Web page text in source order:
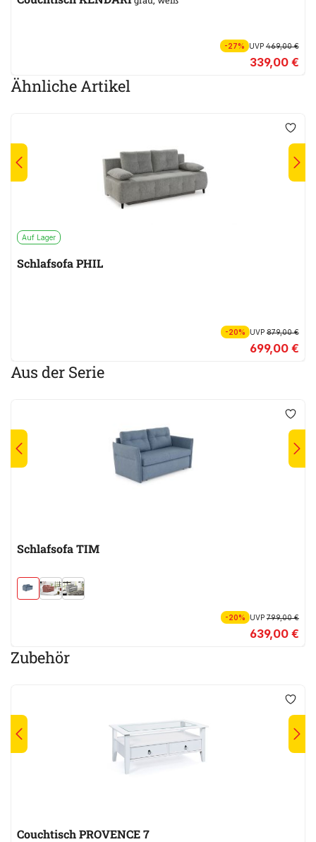
-27% UVP469,00 €
339,00 €
Ähnliche Artikel
Auf Lager
Schlafsofa PHIL
-20% UVP879,00 €
699,00 €
Aus der Serie
Schlafsofa TIM
-20% UVP799,00 €
639,00 €
Zubehör
Couchtisch PROVENCE 7